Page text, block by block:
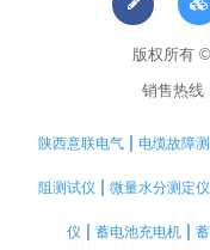
版权所有
销售热线
陕西意联电气 电缆故障
阻测试仪 微量水分测定仪
仪 蓄电池充电机